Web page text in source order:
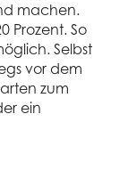
machen.
Prozent. So
Selbst
vor dem
zum
ein